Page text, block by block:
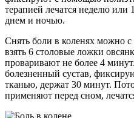
терапией лечатся неделю или
днем и ночью.
Снять боли в коленях можно
взять 6 столовые ложки
проваривают не более 4
болезненный сустав,
тканью, держат 30 минут.
применяют перед сном,